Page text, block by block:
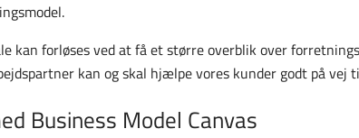
kan forløses ved at få et større overblik over
kan og skal hjælpe vores kunder godt på
Business Model Canvas